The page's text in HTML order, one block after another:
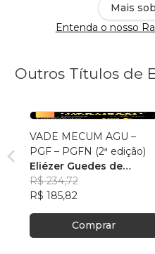
Mais
Entenda o nosso
Outros Títulos de
VADE MECUM AGU –
PGF – PGFN (2ª edição)
Eliézer Guedes de
Oliveira Junior
R$ 234,72
R$ 185,82
Comprar